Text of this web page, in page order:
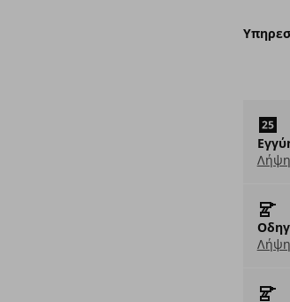
Λήψη
Λήψη